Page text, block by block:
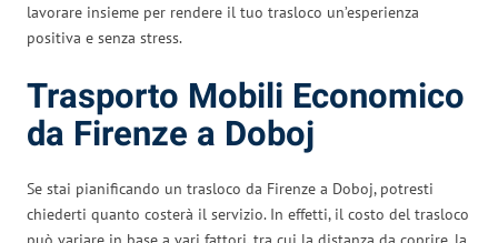
lavorare insieme per rendere il tuo trasloco un’esperienza
positiva e senza stress.
Trasporto Mobili Economico
da Firenze a Doboj
Se stai pianificando un trasloco da Firenze a Doboj, potresti
chiederti quanto costerà il servizio. In effetti, il costo del trasloco